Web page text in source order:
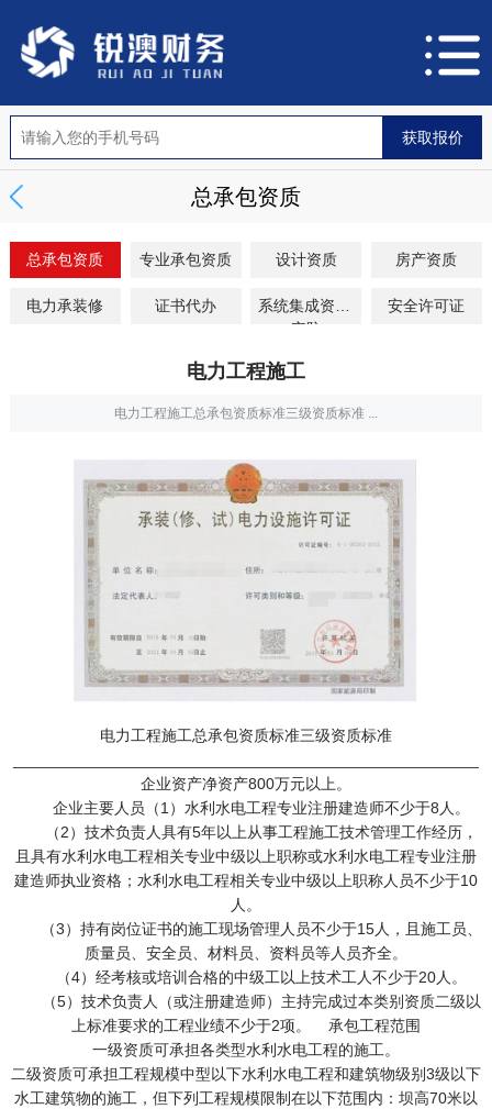
总承包资质
总承包资质 专业承包资质 设计资质 房产资质
电力承装修 证书代办
系统集成资质/
安防
安全许可证
电力工程施工
电力工程施工总承包资质标准三级资质标准 ...
电力工程施工总承包资质标准三级资质标准
企业资产净资产800万元以上。
企业主要人员（1）水利水电工程专业注册建造师不少于8人。
（2）技术负责人具有5年以上从事工程施工技术管理工作经历，
且具有水利水电工程相关专业中级以上职称或水利水电工程专业注册
建造师执业资格；水利水电工程相关专业中级以上职称人员不少于10
人。
（3）持有岗位证书的施工现场管理人员不少于15人，且施工员、
质量员、安全员、材料员、资料员等人员齐全。
（4）经考核或培训合格的中级工以上技术工人不少于20人。
（5）技术负责人（或注册建造师）主持完成过本类别资质二级以
上标准要求的工程业绩不少于2项。 承包工程范围
一级资质可承担各类型水利水电工程的施工。
二级资质可承担工程规模中型以下水利水电工程和建筑物级别3级以下
水工建筑物的施工，但下列工程规模限制在以下范围内：坝高70米以